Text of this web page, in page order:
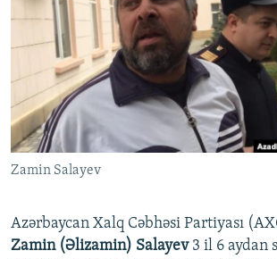
Zamin Salayev
Azərbaycan Xalq Cəbhəsi Partiyası
Zamin (Əlizamin) Salayev 3 il 6 aydan